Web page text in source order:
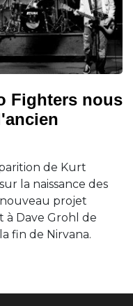
Fighters nous
de Kurt
la naissance des
projet
à Dave Grohl de
fin de Nirvana.